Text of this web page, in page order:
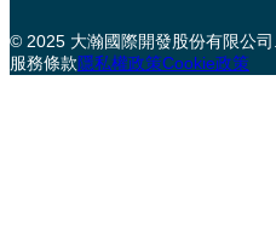
© 2025 大瀚國際開發股份有限公司
服務條款隱私權政策Cookie政策